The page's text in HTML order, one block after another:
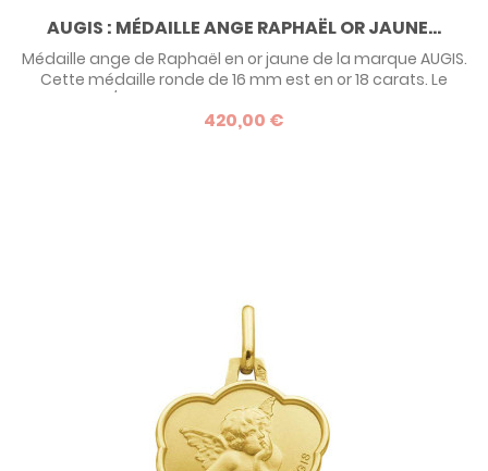
AUGIS : MÉDAILLE ANGE RAPHAËL OR JAUNE...
Médaille ange de Raphaël en or jaune de la marque AUGIS.
Cette médaille ronde de 16 mm est en or 18 carats. Le
travail poli/satiné de la surface lui donne un beau relief,
mettant en valeur l'ange.
420,00 €